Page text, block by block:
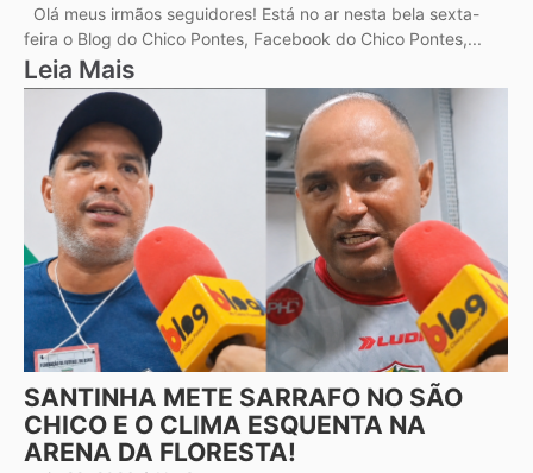
Olá meus irmãos seguidores! Está no ar nesta bela sexta-
feira o Blog do Chico Pontes, Facebook do Chico Pontes,...
Leia Mais
SANTINHA METE SARRAFO NO SÃO
CHICO E O CLIMA ESQUENTA NA
ARENA DA FLORESTA!